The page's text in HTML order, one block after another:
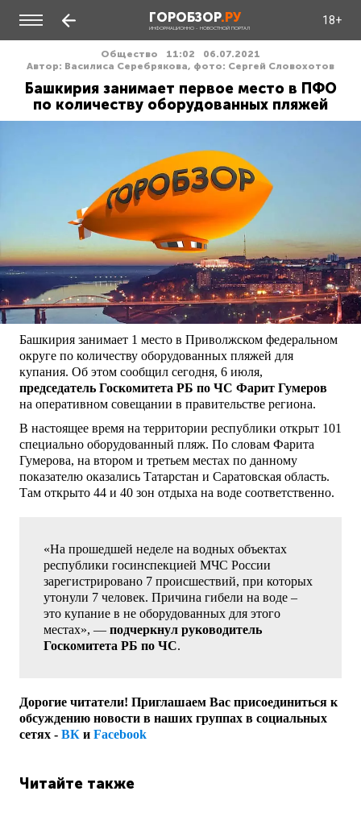
ГОРОБЗОР.РУ
ИНФОРМАЦИОННО - НОВОСТНОЙ ПОРТАЛ
18+
Общество 11:02
06.07.2021
Автор: Василиса Серебрякова, фото: Сергей Словохотов
Башкирия занимает первое место в ПФО
по количеству оборудованных пляжей
Башкирия занимает 1 место в Приволжском федеральном
округе по количеству оборудованных пляжей для
купания. Об этом сообщил сегодня, 6 июля,
председатель Госкомитета РБ по ЧС Фарит Гумеров
на оперативном совещании в правительстве региона.
В настоящее время на территории республики открыт 101
специально оборудованный пляж. По словам Фарита
Гумерова, на втором и третьем местах по данному
показателю оказались Татарстан и Саратовская область.
Там открыто 44 и 40 зон отдыха на воде соответственно.
«На прошедшей неделе на водных объектах
республики госинспекцией МЧС России
зарегистрировано 7 происшествий, при которых
утонули 7 человек. Причина гибели на воде –
это купание в не оборудованных для этого
местах», — подчеркнул руководитель
Госкомитета РБ по ЧС.
Дорогие читатели! Приглашаем Вас присоединиться к
обсуждению новости в наших группах в социальных
сетях - ВК и Facebook
Читайте также